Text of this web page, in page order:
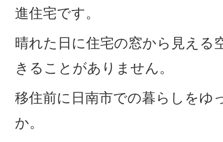
進住宅です。
晴れた日に住宅の窓から見える
きることがありません。
移住前に日南市での暮らしをゆ
か。